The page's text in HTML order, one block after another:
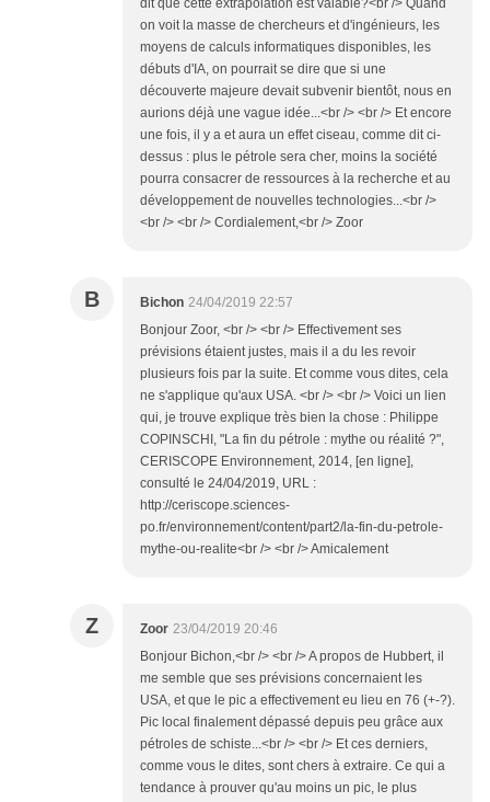
on voit la masse de chercheurs et d'ingénieurs, les
moyens de calculs informatiques disponibles, les
débuts d'IA, on pourrait se dire que si une
découverte majeure devait subvenir bientôt, nous en
aurions déjà une vague idée...<br /> <br /> Et encore
une fois, il y a et aura un effet ciseau, comme dit ci-
dessus : plus le pétrole sera cher, moins la société
pourra consacrer de ressources à la recherche et au
développement de nouvelles technologies...<br />
<br /> <br /> Cordialement,<br /> Zoor
B Bichon 24/04/2019 22:57
Bonjour Zoor, <br /> <br /> Effectivement ses
prévisions étaient justes, mais il a du les revoir
plusieurs fois par la suite. Et comme vous dites, cela
ne s'applique qu'aux USA. <br /> <br /> Voici un lien
qui, je trouve explique très bien la chose : Philippe
COPINSCHI, "La fin du pétrole : mythe ou réalité ?",
CERISCOPE Environnement, 2014, [en ligne],
consulté le 24/04/2019, URL :
http://ceriscope.sciences-
po.fr/environnement/content/part2/la-fin-du-petrole-
mythe-ou-realite<br /> <br /> Amicalement
Z Zoor 23/04/2019 20:46
Bonjour Bichon,<br /> <br /> A propos de Hubbert, il
me semble que ses prévisions concernaient les
USA, et que le pic a effectivement eu lieu en 76 (+-?).
Pic local finalement dépassé depuis peu grâce aux
pétroles de schiste...<br /> <br /> Et ces derniers,
comme vous le dites, sont chers à extraire. Ce qui a
tendance à prouver qu'au moins un pic, le plus